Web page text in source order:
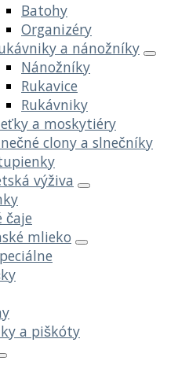
Batohy
Organizéry
a nánožníky
Nánožníky
Rukavice
Rukávniky
a moskytiéry
clony a slnečníky
výživa
čaje
mlieko
a piškóty